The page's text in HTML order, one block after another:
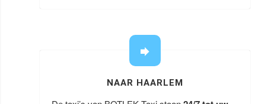
NAAR HAARLEM